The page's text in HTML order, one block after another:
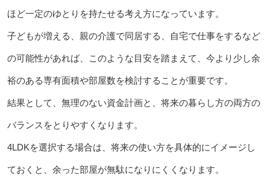
ほど一定のゆとりを持たせる考え方になっています。
子どもが増える、親の介護で同居する、自宅で仕事をするなど
の可能性があれば、このような目安を踏まえて、今より少し余
裕のある専有面積や部屋数を検討することが重要です。
結果として、無理のない資金計画と、将来の暮らし方の両方の
バランスをとりやすくなります。
4LDKを選択する場合は、将来の使い方を具体的にイメージし
ておくと、余った部屋が無駄になりにくくなります。